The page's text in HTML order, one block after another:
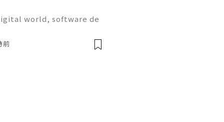
world, software de
most widely used plat
前